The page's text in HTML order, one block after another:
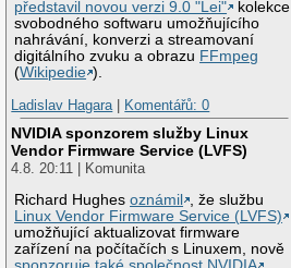
představil novou verzi 9.0 "Lei"
kolekce
svobodného softwaru umožňujícího
nahrávání, konverzi a streamovaní
digitálního zvuku a obrazu FFmpeg
(Wikipedie ).
Ladislav Hagara
Komentářů: 0
NVIDIA sponzorem služby Linux
Vendor Firmware Service (LVFS)
4.8. 20:11 | Komunita
Richard Hughesoznámil
, že službu
Linux Vendor Firmware Service (LVFS)
umožňující aktualizovat firmware
zařízení na počítačích s Linuxem, nově